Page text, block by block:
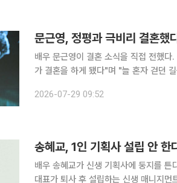
문근영, 정평과 극비리 결혼
배우 문근영이 결혼 소식을 직접 전했다. 문근영은 29일 자신의 SNS에 자필 편지를 게재하고 "제
가 결혼을 하게 됐다"며 "늘 혼자 걷던
는 축하와 격려를 부탁드린다"며 "응원해
2026-07-29 09:52
송혜교, 1인 기획사 설립 안
배우 송혜교가 신생 기획사에 둥지를 튼다. 12일 마이데일리에 따르면 송혜교는 AAP 출신 신
대표가 퇴사 후 설립하는 신생 매니지먼트와 전속 계약을